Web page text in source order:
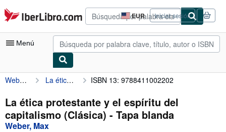
Pasar al contenido principal
IberLibro.com EUR
Preferencias
de
compra
del
Iniciar sesión
Menú
Mi cuenta
Consultar mis pedidos
Búsqueda avanzada
Weber, Max La ética protestante y el espíritu del capitalismo (Clásica) ISBN 13: 9788411002202
La ética protestante y el espíritu del
capitalismo (Clásica) - Tapa blanda
Weber, Max